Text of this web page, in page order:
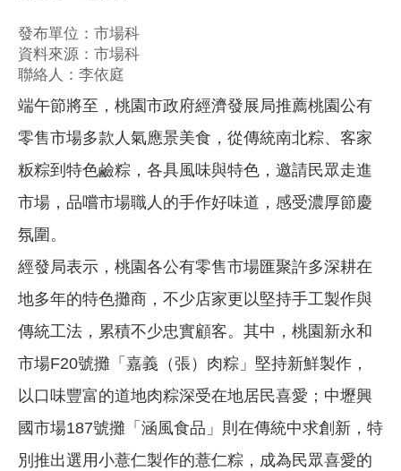
發布單位：市場科
資料來源：市場科
聯絡人：李依庭
端午節將至，桃園市政府經濟發展局推薦桃園公有
零售市場多款人氣應景美食，從傳統南北粽、客家
粄粽到特色鹼粽，各具風味與特色，邀請民眾走進
市場，品嚐市場職人的手作好味道，感受濃厚節慶
氛圍。
經發局表示，桃園各公有零售市場匯聚許多深耕在
地多年的特色攤商，不少店家更以堅持手工製作與
傳統工法，累積不少忠實顧客。其中，桃園新永和
市場F20號攤「嘉義（張）肉粽」堅持新鮮製作，
以口味豐富的道地肉粽深受在地居民喜愛；中壢興
國市場187號攤「涵風食品」則在傳統中求創新，特
別推出選用小薏仁製作的薏仁粽，成為民眾喜愛的